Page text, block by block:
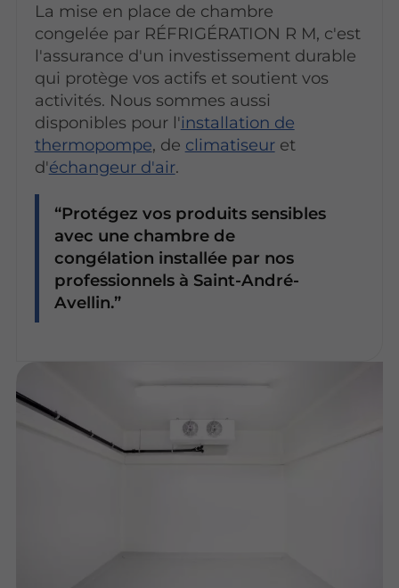
La mise en place de chambre
congelée par RÉFRIGÉRATION R M, c'est
l'assurance d'un investissement durable
qui protège vos actifs et soutient vos
activités. Nous sommes aussi
disponibles pour l'installation de
thermopompe, de climatiseuret
d'échangeur d'air.
Protégez vos produits sensibles
avec une chambre de
congélation installée par nos
professionnels à Saint-André-
Avellin.